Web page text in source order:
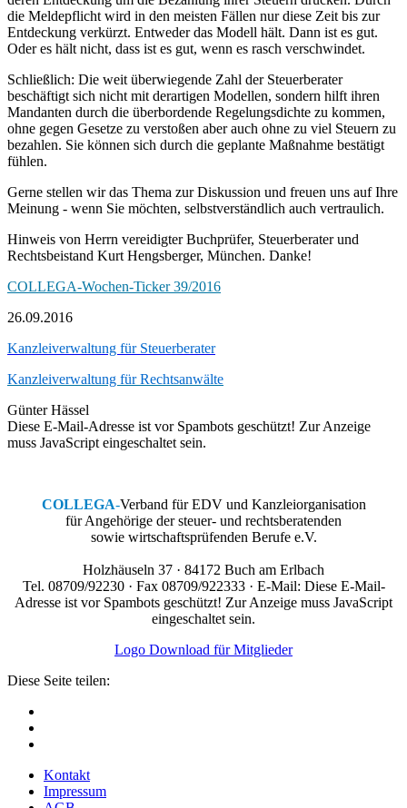
die Meldepflicht wird in den meisten Fällen nur diese Zeit bis zur
Entdeckung verkürzt. Entweder das Modell hält. Dann ist es gut.
Oder es hält nicht, dass ist es gut, wenn es rasch verschwindet.
Schließlich: Die weit überwiegende Zahl der Steuerberater
beschäftigt sich nicht mit derartigen Modellen, sondern hilft ihren
Mandanten durch die überbordende Regelungsdichte zu kommen,
ohne gegen Gesetze zu verstoßen aber auch ohne zu viel Steuern zu
bezahlen. Sie können sich durch die geplante Maßnahme bestätigt
fühlen.
Gerne stellen wir das Thema zur Diskussion und freuen uns auf Ihre
Meinung - wenn Sie möchten, selbstverständlich auch vertraulich.
Hinweis von Herrn vereidigter Buchprüfer, Steuerberater und
Rechtsbeistand Kurt Hengsberger, München. Danke!
COLLEGA-Wochen-Ticker 39/2016
26.09.2016
Kanzleiverwaltung für Steuerberater
Kanzleiverwaltung für Rechtsanwälte
Günter Hässel
Diese E-Mail-Adresse ist vor Spambots geschützt! Zur Anzeige
muss JavaScript eingeschaltet sein.
COLLEGA-Verband für EDV und Kanzleiorganisation
für Angehörige der steuer- und rechtsberatenden
sowie wirtschaftsprüfenden Berufe e.V.
Holzhäuseln 37 · 84172 Buch am Erlbach
Tel. 08709/92230 · Fax 08709/922333 · E-Mail: Diese E-Mail-
Adresse ist vor Spambots geschützt! Zur Anzeige muss JavaScript
eingeschaltet sein.
Logo Download für Mitglieder
Diese Seite teilen:
Kontakt
Impressum